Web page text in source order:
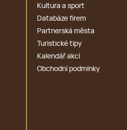
Kultura a sport
Databáze firem
Partnerská města
Turistické tipy
Kalendář akcí
Obchodní podmínky